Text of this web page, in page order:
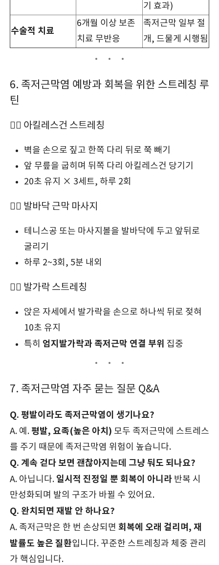
기 효과)
수술적 치료
6개월 이상 보존
치료 무반응
족저근막 일부 절
개, 드물게 시행됨
6. 족저근막염 예방과 회복을 위한 스트레칭 루
틴
🧘‍♀ 아킬레스건 스트레칭
벽을 손으로 짚고 한쪽 다리 뒤로 쭉 빼기
앞 무릎을 굽히며 뒤쪽 다리 아킬레스건 당기기
20초 유지 × 3세트, 하루 2회
🧘‍♀ 발바닥 근막 마사지
테니스공 또는 마사지볼을 발바닥에 두고 앞뒤로
굴리기
하루 2~3회, 5분 내외
🧘‍♀ 발가락 스트레칭
앉은 자세에서 발가락을 손으로 하나씩 뒤로 젖혀
10초 유지
특히 엄지발가락과 족저근막 연결 부위 집중
7. 족저근막염 자주 묻는 질문 Q&A
Q. 평발이라도 족저근막염이 생기나요?
A. 예. 평발, 요족(높은 아치) 모두 족저근막에 스트레스
를 주기 때문에 족저근막염 위험이 높습니다.
Q. 계속 걷다 보면 괜찮아지는데 그냥 둬도 되나요?
A. 아닙니다. 일시적 진정일 뿐 회복이 아니라 반복 시
만성화되며 발의 구조가 바뀔 수 있어요.
Q. 완치되면 재발 안 하나요?
A. 족저근막은 한 번 손상되면 회복에 오래 걸리며, 재
발률도 높은 질환입니다. 꾸준한 스트레칭과 체중 관리
가 핵심입니다.